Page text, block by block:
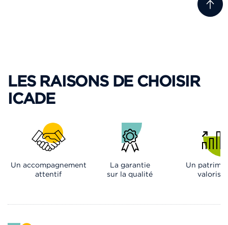
LES RAISONS DE CHOISIR
ICADE
Un accompagnement
attentif
La garantie
sur la qualité
Un
valorisé